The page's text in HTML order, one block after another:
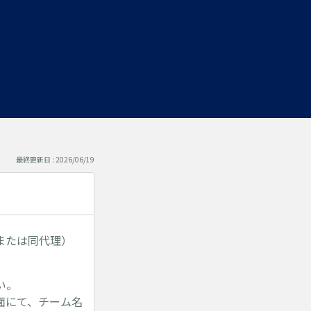
最終更新日 : 2026/06/19
は同代理）
て、チーム名